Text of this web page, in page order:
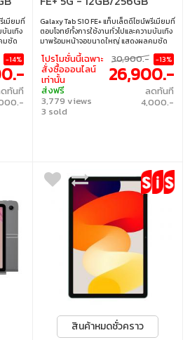
เมียมที่
บันเทิง
มชัด
ที่ต้อ
น้า
•
าร:
-14%
ทันที
GRAY
Galaxy Tab S10 FE+ แท็บเล็ตดีไซน์พรีเมียมที่
ตอบโจทย์ทั้งการใช้งานทั่วไปและความบันเทิง
มาพร้อมหน้าจอขนาดใหญ่ แสดงผลคมชัด
รองรับการใช้งานร่วมกับ S Pen ให้
ประสบการณ์ที่ลื่นไหล เหมาะสำหรับผู้ที่ต้อ
งการแท็บเล็ตที่ครบครันในทุกด้าน • หน้า
จอแสดงผล: 13.1" • ซีพียู: Exynos 1580 •
แรม/รอม: 12GB/256GB • ระบบปฏิบัติการ:
Android 15
โปรโมชั่นนี้เฉพาะ
สั่งซื้อออนไลน์
เท่านั้น
ส่งฟรี
3,779 views
3 sold
30,900.- -13%
26,900.-
ลดทันที
4,000.-
สินค้าหมดชั่วคราว